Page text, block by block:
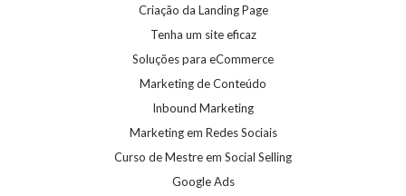
Criação da Landing Page
Tenha um site eficaz
Soluções para eCommerce
Marketing de Conteúdo
Inbound Marketing
Marketing em Redes Sociais
Curso de Mestre em Social Selling
Google Ads